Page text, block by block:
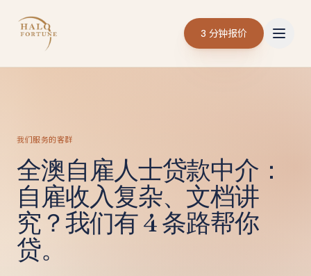
3 分钟报价
我们服务的客群
全澳自雇人士贷款中介：
自雇收入复杂、文档讲
究？我们有 4 条路帮你
贷。